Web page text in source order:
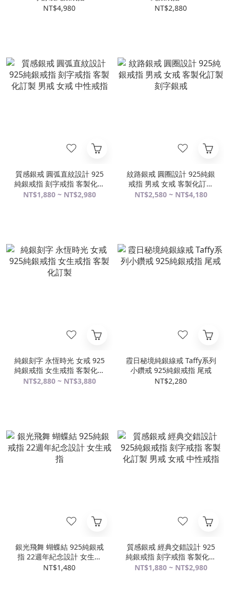
NT$4,980
NT$2,880
質感銀戒 圓弧直紋設計 925
純銀戒指 刻字戒指 客製化訂
製 男戒 女戒 中性戒指
NT$1,880 ~ NT$2,980
紋路銀戒 圓圈設計 925純銀
戒指 男戒 女戒 客製化訂製
刻字銀戒
NT$2,580 ~ NT$4,180
純銀刻字 永恆時光 女戒 925
純銀戒指 女生戒指 客製化訂
製
NT$2,880 ~ NT$3,880
霞日秘境純銀線戒 Taffy系列
小鑽戒 925純銀戒指 尾戒
NT$2,280
銀光飛舞 蝴蝶結 925純銀戒
指 22週年紀念設計 女生戒
指
NT$1,480
質感銀戒 經典交錯設計 925
純銀戒指 刻字戒指 客製化訂
製 男戒 女戒 中性戒指
NT$1,880 ~ NT$2,980